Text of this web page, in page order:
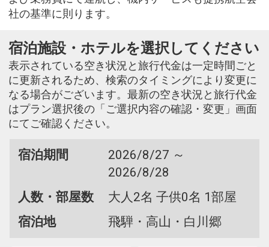
社の基準に則ります。
宿泊施設・ホテルを選択してください
表示されている空き状況と旅行代金は一定時間ごと
に更新されるため、検索のタイミングにより変更に
なる場合がございます。最新の空き状況と旅行代金
はプラン選択後の「ご選択内容の確認・変更」画面
にてご確認ください。
宿泊期間
2026/8/27 ～
2026/8/28
人数・部屋数
大人2名 子供0名 1部屋
宿泊地
飛騨・高山・白川郷